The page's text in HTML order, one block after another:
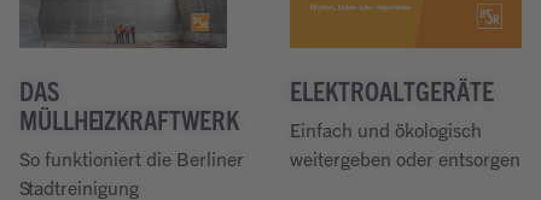
DAS
MÜLLHEIZKRAFTWERK
So funktioniert die Berliner
Stadtreinigung
ELEKTROALTGERÄTE
Einfach und ökologisch
weitergeben oder entsorgen